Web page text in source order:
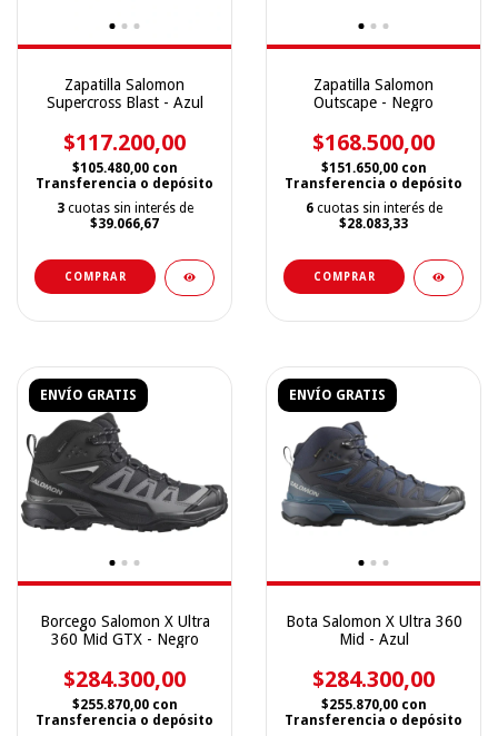
Zapatilla Salomon
Supercross Blast - Azul
$117.200,00
$105.480,00 con
Transferencia o depósito
3 cuotas sin interés de
$39.066,67
COMPRAR
Zapatilla Salomon
Outscape - Negro
$168.500,00
$151.650,00 con
Transferencia o depósito
6 cuotas sin interés de
$28.083,33
COMPRAR
ENVÍO GRATIS
Borcego Salomon X Ultra
360 Mid GTX - Negro
$284.300,00
$255.870,00 con
Transferencia o depósito
ENVÍO GRATIS
Bota Salomon X Ultra 360
Mid - Azul
$284.300,00
$255.870,00 con
Transferencia o depósito